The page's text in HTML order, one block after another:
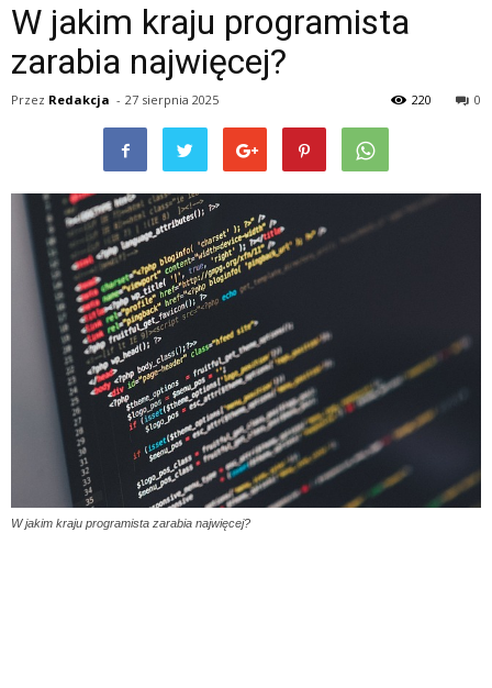
W jakim kraju programista
zarabia najwięcej?
Przez Redakcja - 27 sierpnia 2025 0
220
W jakim kraju programista zarabia najwięcej?